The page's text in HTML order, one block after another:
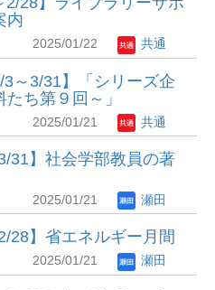
内
2025/01/22 共通
3～3/31】「シリーズ企
ち第９回～」
2025/01/21 共通
31】社会学部教員の著
2025/01/21 瀬田
28】省エネルギー月間
2025/01/21 瀬田